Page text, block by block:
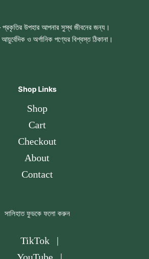
প্রকৃতির উপহার আপনার সুস্থ জীবনের জন্য।
ও অর্গানিক পণ্যের বিশ্বস্ত ঠিকানা।
Shop Links
Shop
Cart
Checkout
About
Contact
সালিহাত ফুডকে ফলো করুন
TikTok
YouTube